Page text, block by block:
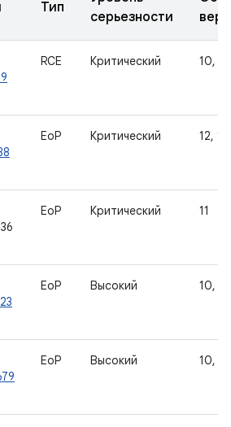
Тип
серьезности
RCE Критический 10,
EoP Критический 12,
EoP Критический 11
EoP Высокий 10,
EoP Высокий 10,